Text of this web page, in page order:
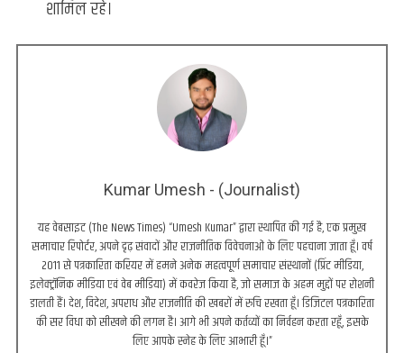
शामिल रहे।
Kumar Umesh - (Journalist)
यह वेबसाइट (The News Times) “Umesh Kumar” द्वारा स्थापित की गई है, एक प्रमुख
समाचार रिपोर्टर, अपने दृढ़ संवादों और राजनीतिक विवेचनाओं के लिए पहचाना जाता हूँ। वर्ष
2011 से पत्रकारिता करियर में हमने अनेक महत्वपूर्ण समाचार संस्थानों (प्रिंट मीडिया,
इलेक्ट्रॉनिक मीडिया एवं वेब मीडिया) में कवरेज किया है, जो समाज के अहम मुद्दों पर रोशनी
डालती हैं। देश, विदेश, अपराध और राजनीति की खबरों में रुचि रखता हूँ। डिजिटल पत्रकारिता
की सर विधा को सीखने की लगन है। आगे भी अपने कर्तव्यों का निर्वहन करता रहूँ, इसके
लिए आपके स्नेह के लिए आभारी हूँ।”